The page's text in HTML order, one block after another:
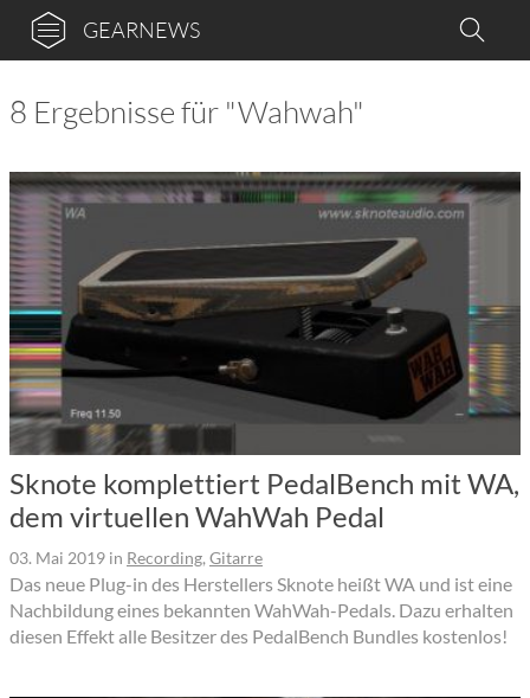
GEARNEWS
8 Ergebnisse für "Wahwah"
Sknote komplettiert PedalBench mit WA,
dem virtuellen WahWah Pedal
03. Mai 2019 in Recording, Gitarre
Das neue Plug-in des Herstellers Sknote heißt WA und ist eine
Nachbildung eines bekannten WahWah-Pedals. Dazu erhalten
diesen Effekt alle Besitzer des PedalBench Bundles kostenlos!